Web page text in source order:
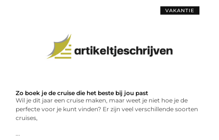
VAKANTIE
Zo boek je de cruise die het beste bij jou past
Wil je dit jaar een cruise maken, maar weet je niet hoe je de
perfecte voor je kunt vinden? Er zijn veel verschillende soorten
cruises,
...